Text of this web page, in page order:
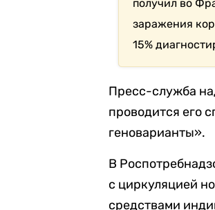
получил во
заражения
15%
Пресс-служба
проводится его
геноварианты».
В
с циркуляцией
средствами